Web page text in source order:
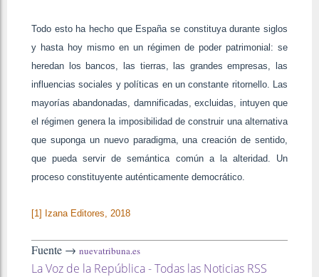
Todo esto ha hecho que España se constituya durante siglos
y hasta hoy mismo en un régimen de poder patrimonial: se
heredan los bancos, las tierras, las grandes empresas, las
influencias sociales y políticas en un constante ritornello. Las
mayorías abandonadas, damnificadas, excluidas, intuyen que
el régimen genera la imposibilidad de construir una alternativa
que suponga un nuevo paradigma, una creación de sentido,
que pueda servir de semántica común a la alteridad. Un
proceso constituyente auténticamente democrático.
[1] Izana Editores, 2018
Fuente → nuevatribuna.es
La Voz de la República - Todas las Noticias RSS